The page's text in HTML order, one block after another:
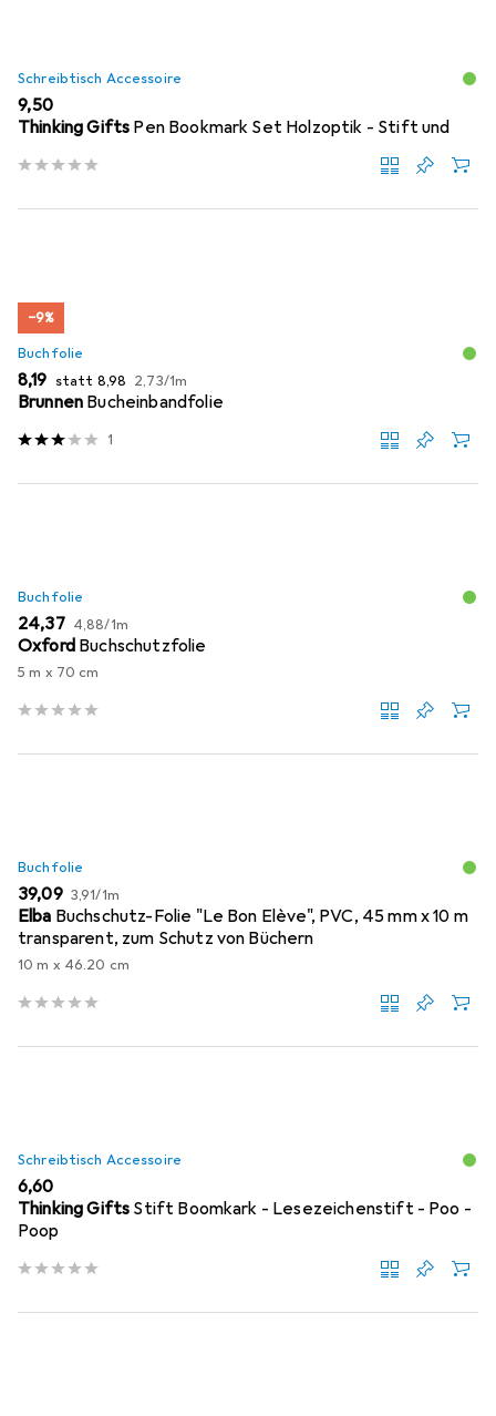
Schreibtisch Accessoire
EUR
9,50
Thinking Gifts Pen Bookmark Set Holzoptik - Stift und
−9%
Buchfolie
EUR
8,19 statt EUR
8,98 EUR
2,73/1m
Brunnen Bucheinbandfolie
1
Buchfolie
EUR
24,37 EUR
4,88/1m
Oxford Buchschutzfolie
5 m x 70 cm
Buchfolie
EUR
39,09 EUR
3,91/1m
Elba Buchschutz-Folie "Le Bon Elève", PVC, 45 mm x 10 m
transparent, zum Schutz von Büchern
10 m x 46.20 cm
Schreibtisch Accessoire
EUR
6,60
Thinking Gifts Stift Boomkark - Lesezeichenstift - Poo -
Poop